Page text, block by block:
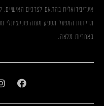
אינדיבידואלית בהתאם לצרכים
מדלתות המפעל מספק מענה פונקציונלי
באחריות מלאה.